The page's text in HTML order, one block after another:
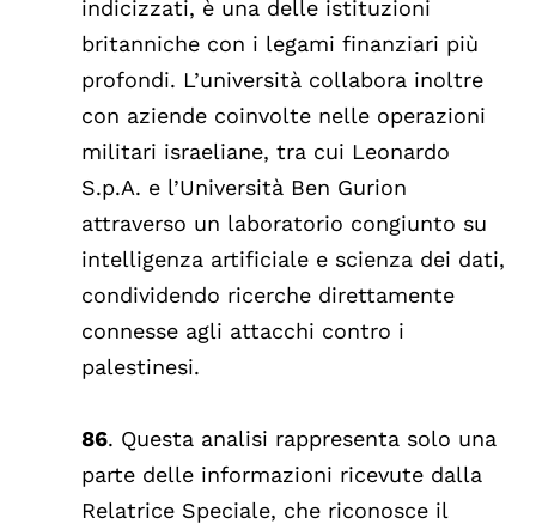
indicizzati, è una delle istituzioni
britanniche con i legami finanziari più
profondi. L’università collabora inoltre
con aziende coinvolte nelle operazioni
militari israeliane, tra cui Leonardo
S.p.A. e l’Università Ben Gurion
attraverso un laboratorio congiunto su
intelligenza artificiale e scienza dei dati,
condividendo ricerche direttamente
connesse agli attacchi contro i
palestinesi.
86. Questa analisi rappresenta solo una
parte delle informazioni ricevute dalla
Relatrice Speciale, che riconosce il